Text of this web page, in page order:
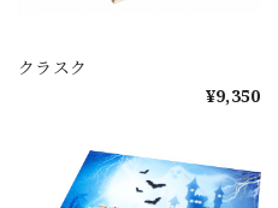
クラスク
¥9,350